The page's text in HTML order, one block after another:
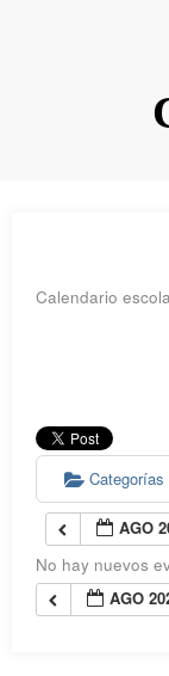
Calendario
Categorías
AGO
No hay nuevos
AGO